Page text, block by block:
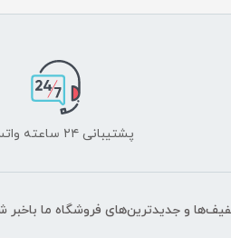
پشتیبانی ۲۴ ساعته واتساپ
و جدیدترین‌های فروشگاه ما باخبر